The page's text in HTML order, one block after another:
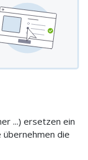
...) ersetzen ein
die